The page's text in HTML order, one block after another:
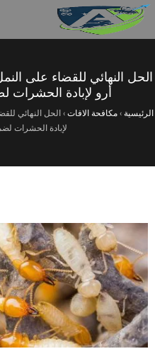
الحل النهائي للقضاء على
أرو لإبادة الحشرات
الرئيسية ›مكافحة الافات ›
الحل النهائي
لإبادة الحشرات